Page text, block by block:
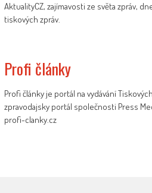
AktualityCZ, zajímavosti ze světa zpráv,
tiskových zpráv.
Profi články
Profi články je portál na vydávání
zpravodajsky portál společnosti Press
profi-clanky.cz